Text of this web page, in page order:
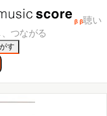
β β聴い
つながる
す